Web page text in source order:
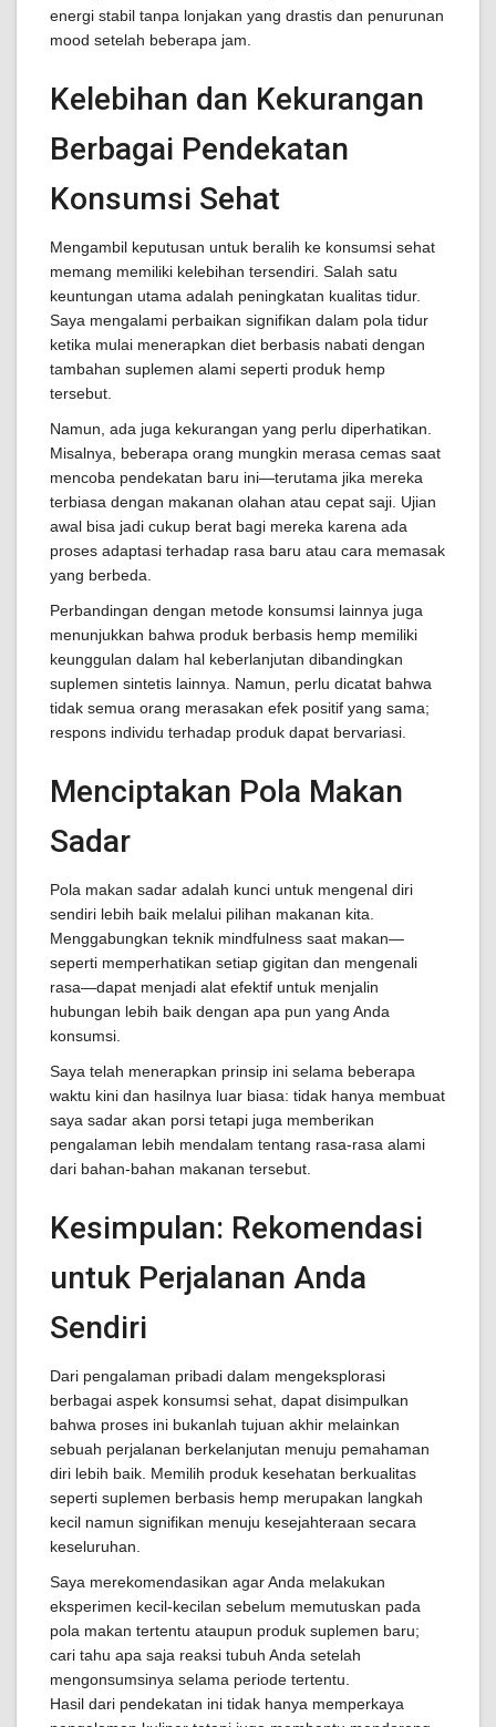
energi stabil tanpa lonjakan yang drastis dan penurunan
mood setelah beberapa jam.
Kelebihan dan Kekurangan
Berbagai Pendekatan
Konsumsi Sehat
Mengambil keputusan untuk beralih ke konsumsi sehat
memang memiliki kelebihan tersendiri. Salah satu
keuntungan utama adalah peningkatan kualitas tidur.
Saya mengalami perbaikan signifikan dalam pola tidur
ketika mulai menerapkan diet berbasis nabati dengan
tambahan suplemen alami seperti produk hemp
tersebut.
Namun, ada juga kekurangan yang perlu diperhatikan.
Misalnya, beberapa orang mungkin merasa cemas saat
mencoba pendekatan baru ini—terutama jika mereka
terbiasa dengan makanan olahan atau cepat saji. Ujian
awal bisa jadi cukup berat bagi mereka karena ada
proses adaptasi terhadap rasa baru atau cara memasak
yang berbeda.
Perbandingan dengan metode konsumsi lainnya juga
menunjukkan bahwa produk berbasis hemp memiliki
keunggulan dalam hal keberlanjutan dibandingkan
suplemen sintetis lainnya. Namun, perlu dicatat bahwa
tidak semua orang merasakan efek positif yang sama;
respons individu terhadap produk dapat bervariasi.
Menciptakan Pola Makan
Sadar
Pola makan sadar adalah kunci untuk mengenal diri
sendiri lebih baik melalui pilihan makanan kita.
Menggabungkan teknik mindfulness saat makan—
seperti memperhatikan setiap gigitan dan mengenali
rasa—dapat menjadi alat efektif untuk menjalin
hubungan lebih baik dengan apa pun yang Anda
konsumsi.
Saya telah menerapkan prinsip ini selama beberapa
waktu kini dan hasilnya luar biasa: tidak hanya membuat
saya sadar akan porsi tetapi juga memberikan
pengalaman lebih mendalam tentang rasa-rasa alami
dari bahan-bahan makanan tersebut.
Kesimpulan: Rekomendasi
untuk Perjalanan Anda
Sendiri
Dari pengalaman pribadi dalam mengeksplorasi
berbagai aspek konsumsi sehat, dapat disimpulkan
bahwa proses ini bukanlah tujuan akhir melainkan
sebuah perjalanan berkelanjutan menuju pemahaman
diri lebih baik. Memilih produk kesehatan berkualitas
seperti suplemen berbasis hemp merupakan langkah
kecil namun signifikan menuju kesejahteraan secara
keseluruhan.
Saya merekomendasikan agar Anda melakukan
eksperimen kecil-kecilan sebelum memutuskan pada
pola makan tertentu ataupun produk suplemen baru;
cari tahu apa saja reaksi tubuh Anda setelah
mengonsumsinya selama periode tertentu.
Hasil dari pendekatan ini tidak hanya memperkaya